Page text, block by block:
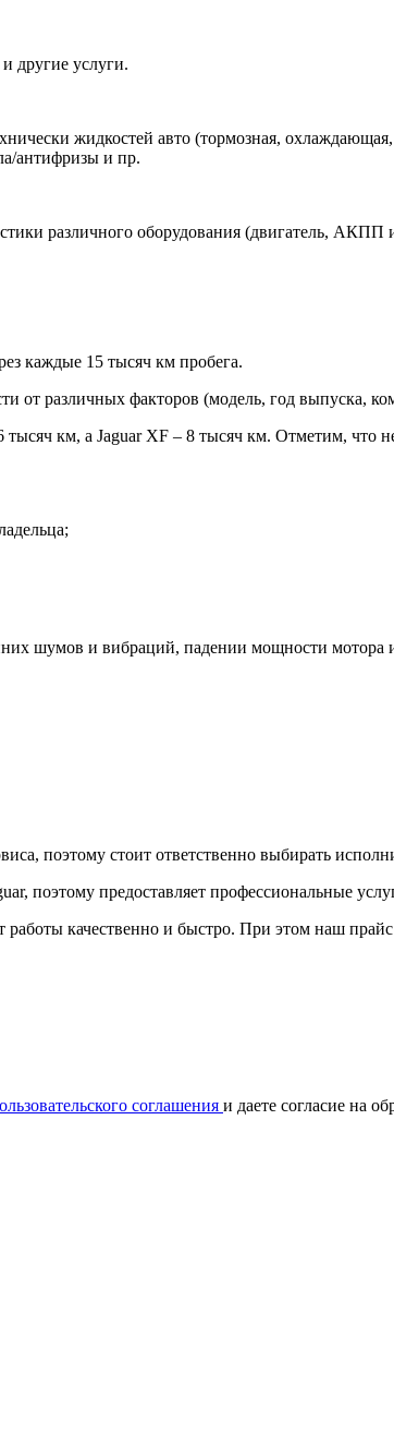
другие услуги.
жидкостей авто (тормозная,
антифризы и пр.
различного оборудования (двигатель,
каждые 15 тысяч км пробега.
от различных факторов (модель, год выпуска,
км, а Jaguar XF – 8 тысяч км. Отметим, что
шумов и вибраций, падении мощности мотора
поэтому стоит ответственно выбирать
поэтому предоставляет профессиональные
качественно и быстро. При этом наш прайс
соглашения и даете согласие на